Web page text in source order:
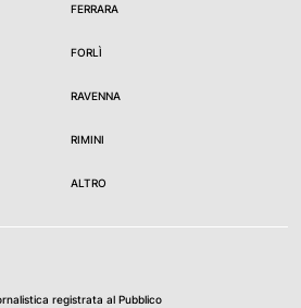
FERRARA
FORLÌ
RAVENNA
RIMINI
ALTRO
registrata al Pubblico